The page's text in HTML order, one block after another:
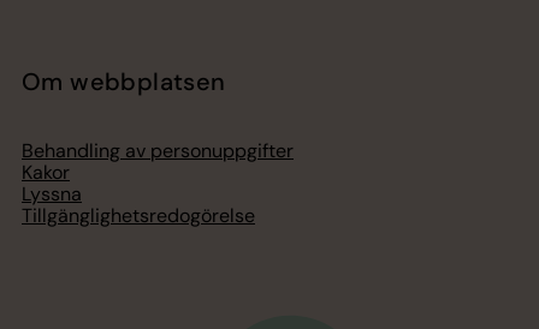
Om webbplatsen
Behandling av personuppgifter
Kakor
Lyssna
Tillgänglighetsredogörelse